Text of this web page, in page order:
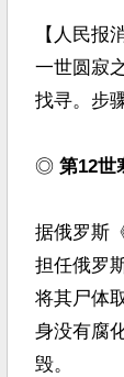
【人民报
一世圆寂
找寻。步
◎ 第12世
据俄罗斯
担任俄罗
将其尸体
身没有腐
毁。